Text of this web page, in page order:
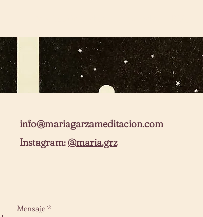
info@mariagarzameditacion.com
Instagram:@maria.grz
Mensaje